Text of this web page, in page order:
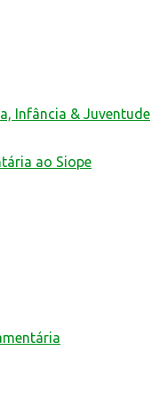
Infância & Juventude
ao Siope